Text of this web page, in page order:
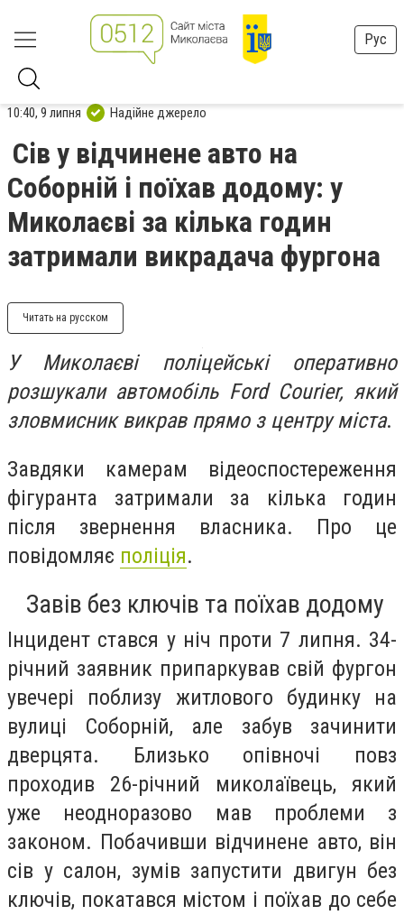
Рус
10:40, 9 липня Надійне джерело
Сів у відчинене авто на
Соборній і поїхав додому: у
Миколаєві за кілька годин
затримали викрадача фургона
Читать на русском
У Миколаєві поліцейські оперативно
розшукали автомобіль Ford Courier, який
зловмисник викрав прямо з центру міста.
Завдяки камерам відеоспостереження
фігуранта затримали за кілька годин
після звернення власника. Про це
повідомляє поліція.
Завів без ключів та поїхав додому
Інцидент стався у ніч проти 7 липня. 34-
річний заявник припаркував свій фургон
увечері поблизу житлового будинку на
вулиці Соборній, але забув зачинити
дверцята. Близько опівночі повз
проходив 26-річний миколаївець, який
уже неодноразово мав проблеми з
законом. Побачивши відчинене авто, він
сів у салон, зумів запустити двигун без
ключів, покатався містом і поїхав до себе